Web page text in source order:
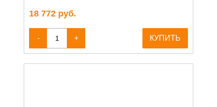
18 772 руб.
- + КУПИТЬ